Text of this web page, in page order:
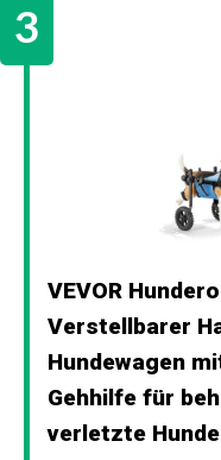
VEVOR
Verstellbarer
Hundewagen
Gehhilfe für
verletzte